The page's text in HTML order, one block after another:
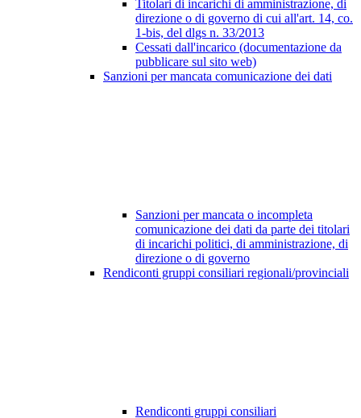
Titolari di incarichi di amministrazione, di
direzione o di governo di cui all'art. 14, co.
1-bis, del dlgs n. 33/2013
Cessati dall'incarico (documentazione da
pubblicare sul sito web)
Sanzioni per mancata comunicazione dei dati
Sanzioni per mancata o incompleta
comunicazione dei dati da parte dei titolari
di incarichi politici, di amministrazione, di
direzione o di governo
Rendiconti gruppi consiliari regionali/provinciali
Rendiconti gruppi consiliari